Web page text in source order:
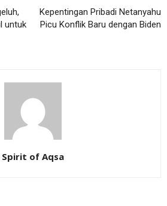
untuk
Kepentingan Pribadi Netanyahu
Picu Konflik Baru dengan Biden
Spirit of Aqsa